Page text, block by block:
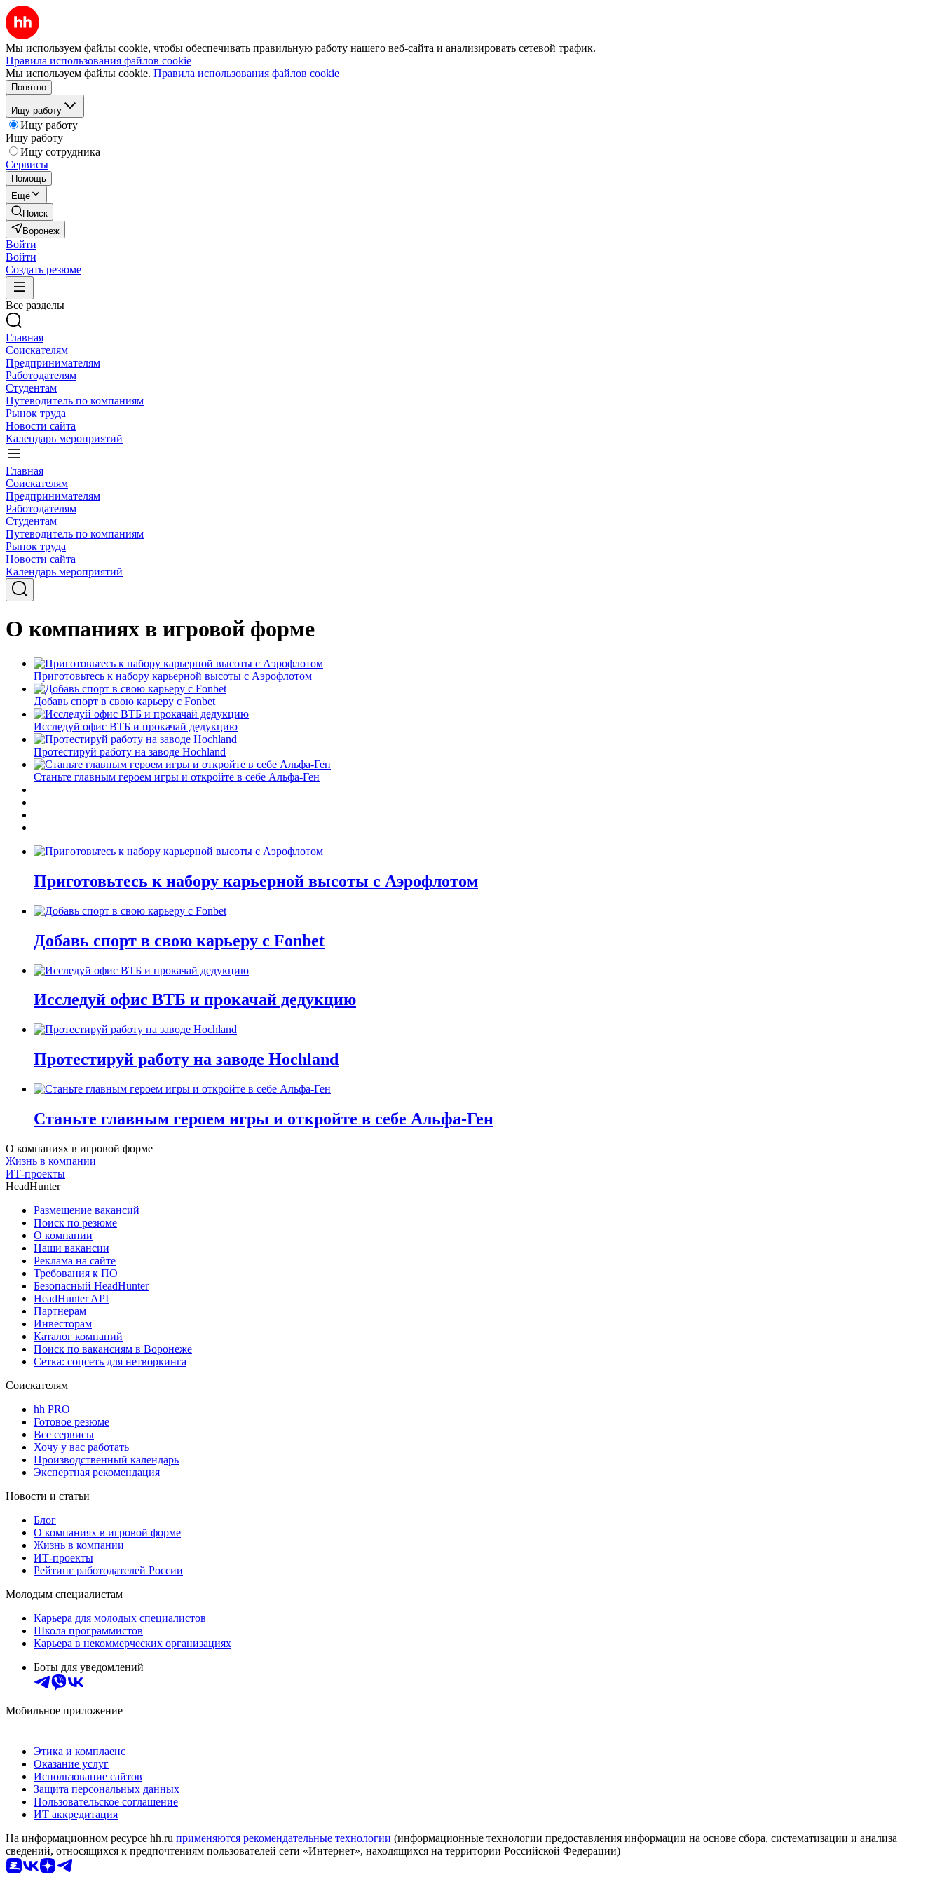
Мы используем файлы cookie, чтобы обеспечивать правильную работу нашего веб-сайта и анализировать сетевой трафик.
Правила использования файлов cookie
Мы используем файлы cookie. Правила использования файлов cookie
Понятно
Ищу работу
Ищу работу
Ищу работу
Ищу сотрудника
Сервисы
Помощь
Ещё
Поиск
Воронеж
Войти
Войти
Создать резюме
Все разделы
Главная
Соискателям
Предпринимателям
Работодателям
Студентам
Путеводитель по компаниям
Рынок труда
Новости сайта
Календарь мероприятий
Главная
Соискателям
Предпринимателям
Работодателям
Студентам
Путеводитель по компаниям
Рынок труда
Новости сайта
Календарь мероприятий
О компаниях в игровой форме
Приготовьтесь к набору карьерной высоты с Аэрофлотом
Добавь спорт в свою карьеру с Fonbet
Исследуй офис ВТБ и прокачай дедукцию
Протестируй работу на заводе Hochland
Станьте главным героем игры и откройте в себе Альфа-Ген
Приготовьтесь к набору карьерной высоты с Аэрофлотом
Добавь спорт в свою карьеру с Fonbet
Исследуй офис ВТБ и прокачай дедукцию
Протестируй работу на заводе Hochland
Станьте главным героем игры и откройте в себе Альфа-Ген
О компаниях в игровой форме
Жизнь в компании
ИТ-проекты
HeadHunter
Размещение вакансий
Поиск по резюме
О компании
Наши вакансии
Реклама на сайте
Требования к ПО
Безопасный HeadHunter
HeadHunter API
Партнерам
Инвесторам
Каталог компаний
Поиск по вакансиям в Воронеже
Сетка: соцсеть для нетворкинга
Соискателям
hh PRO
Готовое резюме
Все сервисы
Хочу у вас работать
Производственный календарь
Экспертная рекомендация
Новости и статьи
Блог
О компаниях в игровой форме
Жизнь в компании
ИТ-проекты
Рейтинг работодателей России
Молодым специалистам
Карьера для молодых специалистов
Школа программистов
Карьера в некоммерческих организациях
Боты для уведомлений
Мобильное приложение
Этика и комплаенс
Оказание услуг
Использование сайтов
Защита персональных данных
Пользовательское соглашение
ИТ аккредитация
На информационном ресурсе hh.ru применяются рекомендательные технологии (информационные технологии предоставления информации на основе сбора, систематизации и анализа
сведений, относящихся к предпочтениям пользователей сети «Интернет», находящихся на территории Российской Федерации)